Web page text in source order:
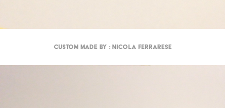
Custom made by : Nicola Ferrarese